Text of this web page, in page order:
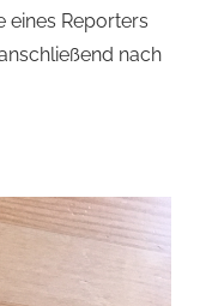
eines Reporters
nach